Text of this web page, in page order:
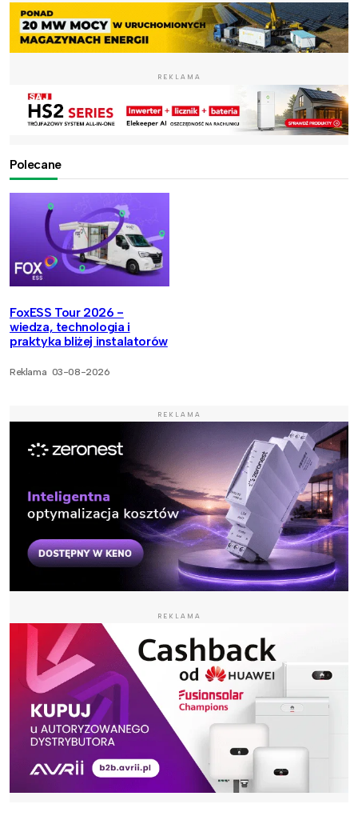
REKLAMA
Polecane
FoxESS Tour 2026 -
wiedza, technologia i
praktyka bliżej instalatorów
Reklama 03-08-2026
REKLAMA
REKLAMA